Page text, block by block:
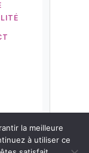
la meilleure
à utiliser ce